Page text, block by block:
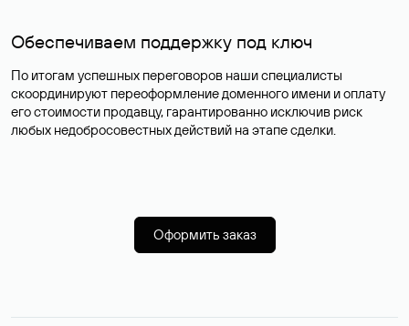
Обеспечиваем поддержку под ключ
По итогам успешных переговоров наши специалисты
скоординируют переоформление доменного имени и оплату
его стоимости продавцу, гарантированно исключив риск
любых недобросовестных действий на этапе сделки.
Оформить заказ